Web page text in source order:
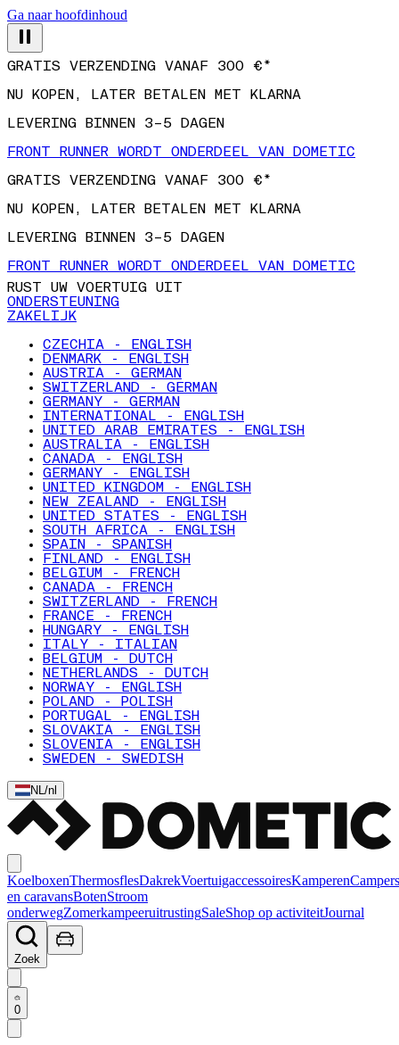
Ga naar hoofdinhoud
NU KOPEN, LATER BETALEN MET KLARNA
LEVERING BINNEN 3–5 DAGEN
FRONT RUNNER WORDT ONDERDEEL VAN DOMETIC
GRATIS VERZENDING VANAF 300 €*
NU KOPEN, LATER BETALEN MET KLARNA
LEVERING BINNEN 3–5 DAGEN
FRONT RUNNER WORDT ONDERDEEL VAN DOMETIC
RUST UW VOERTUIG UIT
ONDERSTEUNING
ZAKELIJK
CZECHIA - ENGLISH
DENMARK - ENGLISH
AUSTRIA - GERMAN
SWITZERLAND - GERMAN
GERMANY - GERMAN
INTERNATIONAL - ENGLISH
UNITED ARAB EMIRATES - ENGLISH
AUSTRALIA - ENGLISH
CANADA - ENGLISH
GERMANY - ENGLISH
UNITED KINGDOM - ENGLISH
NEW ZEALAND - ENGLISH
UNITED STATES - ENGLISH
SOUTH AFRICA - ENGLISH
SPAIN - SPANISH
FINLAND - ENGLISH
BELGIUM - FRENCH
CANADA - FRENCH
SWITZERLAND - FRENCH
FRANCE - FRENCH
HUNGARY - ENGLISH
ITALY - ITALIAN
BELGIUM - DUTCH
NETHERLANDS - DUTCH
NORWAY - ENGLISH
POLAND - POLISH
PORTUGAL - ENGLISH
SLOVAKIA - ENGLISH
SLOVENIA - ENGLISH
SWEDEN - SWEDISH
NL/nl
KoelboxenThermosflesDakrekVoertuigaccessoiresKamperenCampers
en caravansBotenStroom
onderwegZomerkampeeruitrustingSaleShop op activiteitJournal
Zoek
0